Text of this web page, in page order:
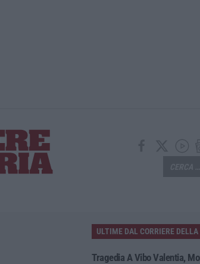
Destagionalizzazione, Occhiuto: «La vera
ULTIME DAL CORRIERE
Tragedia A Vibo Valentia,